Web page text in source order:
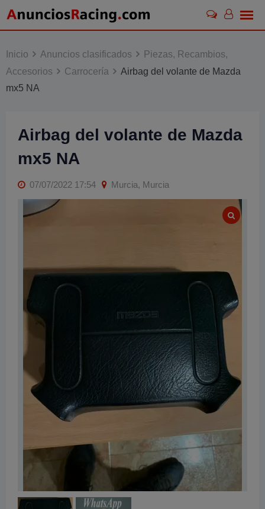
Skip
Inicio
Anuncios clasificados
Piezas, Recambios,
Accesorios
Carrocería
Airbag del volante de Mazda
mx5 NA
Airbag del volante de Mazda
mx5 NA
07/07/2022 17:54 Murcia, Murcia